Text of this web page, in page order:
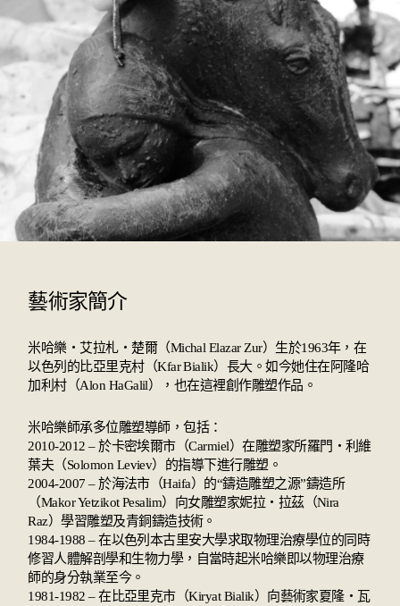
藝術家簡介
米哈樂‧艾拉札‧楚爾（Michal Elazar Zur）生於1963年，在
以色列的比亞里克村（Kfar Bialik）長大。如今她住在阿隆哈
加利村（Alon HaGalil），也在這裡創作雕塑作品。
米哈樂師承多位雕塑導師，包括：
2010-2012 – 於卡密埃爾市（Carmiel）在雕塑家所羅門‧利維
葉夫（Solomon Leviev）的指導下進行雕塑。
2004-2007 – 於海法市（Haifa）的“鑄造雕塑之源”鑄造所
（Makor Yetzikot Pesalim）向女雕塑家妮拉‧拉茲（Nira
Raz）學習雕塑及青銅鑄造技術。
1984-1988 – 在以色列本古里安大學求取物理治療學位的同時
修習人體解剖學和生物力學，自當時起米哈樂即以物理治療
師的身分執業至今。
1981-1982 – 在比亞里克市（Kiryat Bialik）向藝術家夏隆‧瓦